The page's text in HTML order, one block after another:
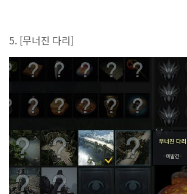
5. [무너진 다리]